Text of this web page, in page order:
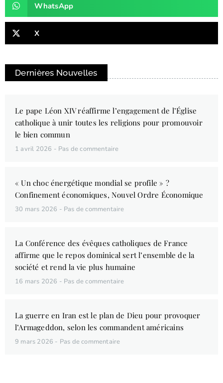
WhatsApp
X
Dernières Nouvelles
Le pape Léon XIV réaffirme l’engagement de l’Église
catholique à unir toutes les religions pour promouvoir
le bien commun
1 avril 2026 Pas de commentaire
« Un choc énergétique mondial se profile » ?
Confinement économiques, Nouvel Ordre Économique
30 mars 2026 Pas de commentaire
La Conférence des évêques catholiques de France
affirme que le repos dominical sert l’ensemble de la
société et rend la vie plus humaine
16 mars 2026 Pas de commentaire
La guerre en Iran est le plan de Dieu pour provoquer
l’Armageddon, selon les commandent américains
9 mars 2026 Pas de commentaire